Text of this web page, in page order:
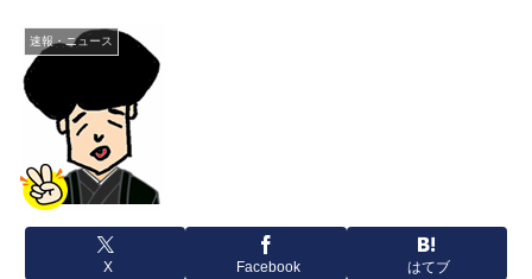
速報・ニュース
X Facebook はてブ